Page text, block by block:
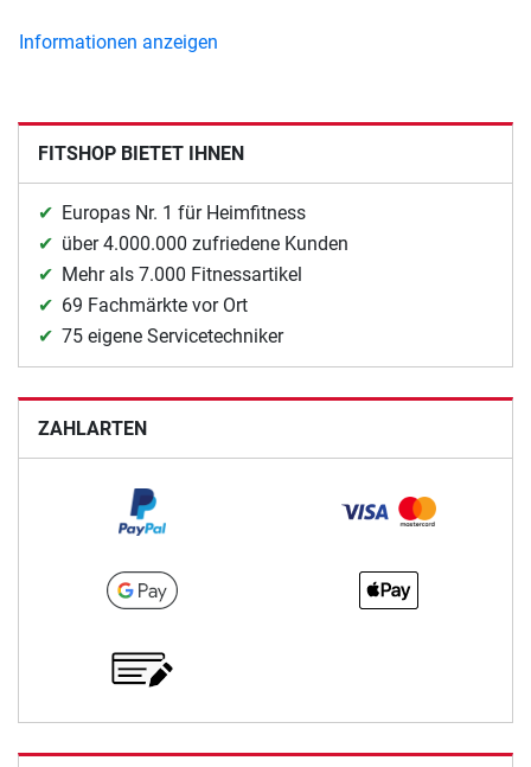
Informationen anzeigen
FITSHOP BIETET IHNEN
Europas Nr. 1 für Heimfitness
über 4.000.000 zufriedene Kunden
Mehr als 7.000 Fitnessartikel
69 Fachmärkte vor Ort
75 eigene Servicetechniker
ZAHLARTEN